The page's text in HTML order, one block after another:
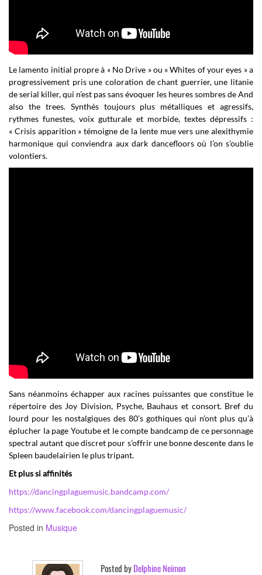
Le lamento initial propre à « No Drive » ou « Whites of your eyes » a
progressivement pris une coloration de chant guerrier, une litanie
de serial killer, qui n’est pas sans évoquer les heures sombres de And
also the trees. Synthés toujours plus métalliques et agressifs,
rythmes funestes, voix gutturale et morbide, textes dépressifs :
« Crisis apparition » témoigne de la lente mue vers une alexithymie
harmonique qui conviendra aux dark dancefloors où l’on s’oublie
volontiers.
Sans néanmoins échapper aux racines puissantes que constitue le
répertoire des Joy Division, Psyche, Bauhaus et consort. Bref du
lourd pour les nostalgiques des 80’s gothiques qui n’ont plus qu’à
éplucher la page Youtube et le compte bandcamp de ce personnage
spectral autant que discret pour s’offrir une bonne descente dans le
Spleen baudelairien le plus tripant.
Et plus si affinités
https://dancingplaguemusic.bandcamp.com/
https://www.facebook.com/dancingplaguemusic/
Posted in Musique
Posted byDelphine Neimon